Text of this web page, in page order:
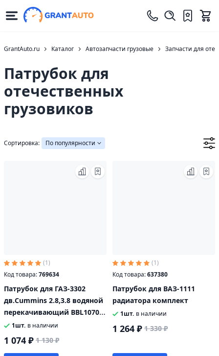
GrantAuto.ru Каталог Автозапчасти грузовые Запчасти для
Патрубок для
отечественных
грузовиков
Сортировка: По популярности
(1)
Код товара:769634
Патрубок для ГАЗ-3302
дв.Cummins 2.8,3.8 водяной
перекачивающий BBL1070
5265278 5254518
1шт. в наличии
1 074 ₽ 1 130 ₽
(1)
Код товара:637380
Патрубок для ВАЗ-1111
радиатора комплект
1шт. в наличии
1 264 ₽ 1 330 ₽